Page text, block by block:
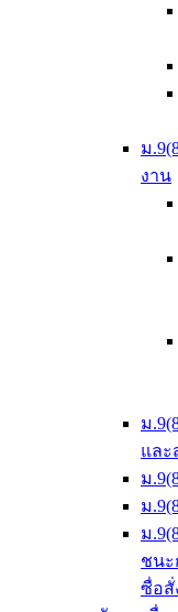
ม
งาน
ม
และ
ม
ม
ม
ชนะ
ซื่อสั่